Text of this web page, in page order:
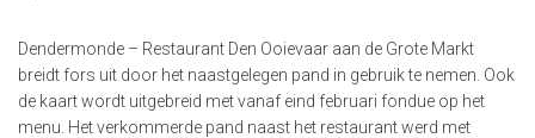
Dendermonde – Restaurant Den Ooievaar aan de Grote Markt
breidt fors uit door het naastgelegen pand in gebruik te nemen. Ook
de kaart wordt uitgebreid met vanaf eind februari fondue op het
menu. Het verkommerde pand naast het restaurant werd met